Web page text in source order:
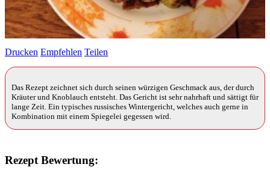
Drucken Empfehlen Teilen
Das Rezept zeichnet sich durch seinen würzigen Geschmack aus, der durch
Kräuter und Knoblauch entsteht. Das Gericht ist sehr nahrhaft und sättigt für
lange Zeit. Ein typisches russisches Wintergericht, welches auch gerne in
Kombination mit einem Spiegelei gegessen wird.
Rezept Bewertung: